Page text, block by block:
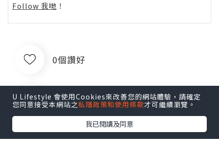
Follow 我哋 ！
0個讚好
收藏
U Lifestyle 會使用Cookies來改善您的網站體驗，請確定
您同意接受本網站之私隱政策和使用條款才可繼續瀏覽。
我已閱讀及同意